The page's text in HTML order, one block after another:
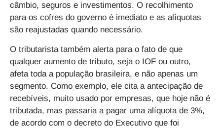
câmbio, seguros e investimentos. O recolhimento
para os cofres do governo é imediato e as alíquotas
são reajustadas quando necessário.
O tributarista também alerta para o fato de que
qualquer aumento de tributo, seja o IOF ou outro,
afeta toda a população brasileira, e não apenas um
segmento. Como exemplo, ele cita a antecipação de
recebíveis, muito usado por empresas, que hoje não é
tributada, mas passaria a pagar uma alíquota de 3%,
de acordo com o decreto do Executivo que foi